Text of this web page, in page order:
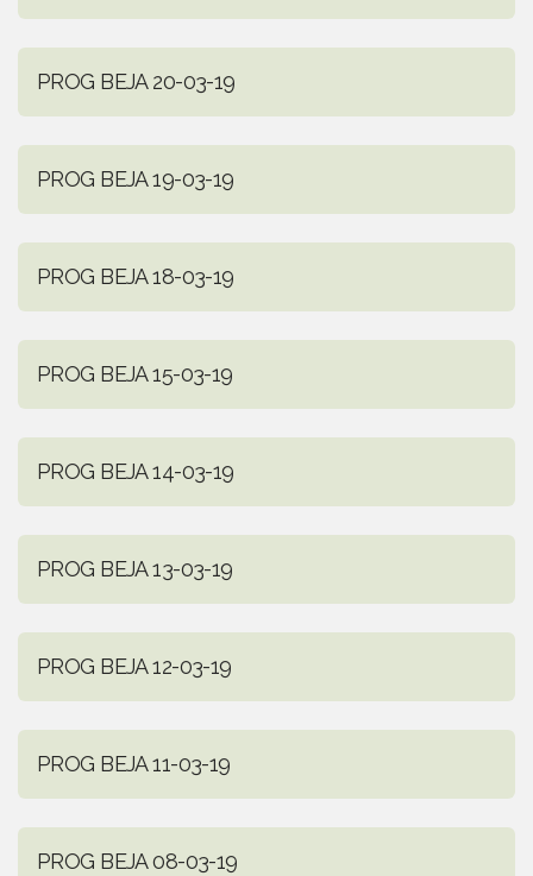
PROG BEJA 20-03-19
PROG BEJA 19-03-19
PROG BEJA 18-03-19
PROG BEJA 15-03-19
PROG BEJA 14-03-19
PROG BEJA 13-03-19
PROG BEJA 12-03-19
PROG BEJA 11-03-19
PROG BEJA 08-03-19